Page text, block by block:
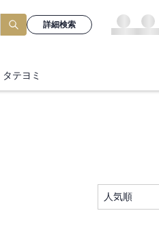
詳細検索
タテヨミ
人気順